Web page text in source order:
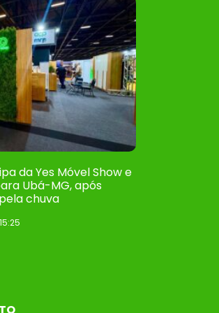
da Yes Móvel Show e
Ubá-MG, após
chuva
15:25